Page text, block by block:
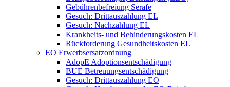
Gebührenbefreiung Serafe
Gesuch: Drittauszahlung EL
Gesuch: Nachzahlung EL
Krankheits- und Behinderungskosten EL
Rückforderung Gesundheitskosten EL
EO Erwerbsersatzordnung
AdopE Adoptionsentschädigung
BUE Betreuungsentschädigung
Gesuch: Drittauszahlung EO